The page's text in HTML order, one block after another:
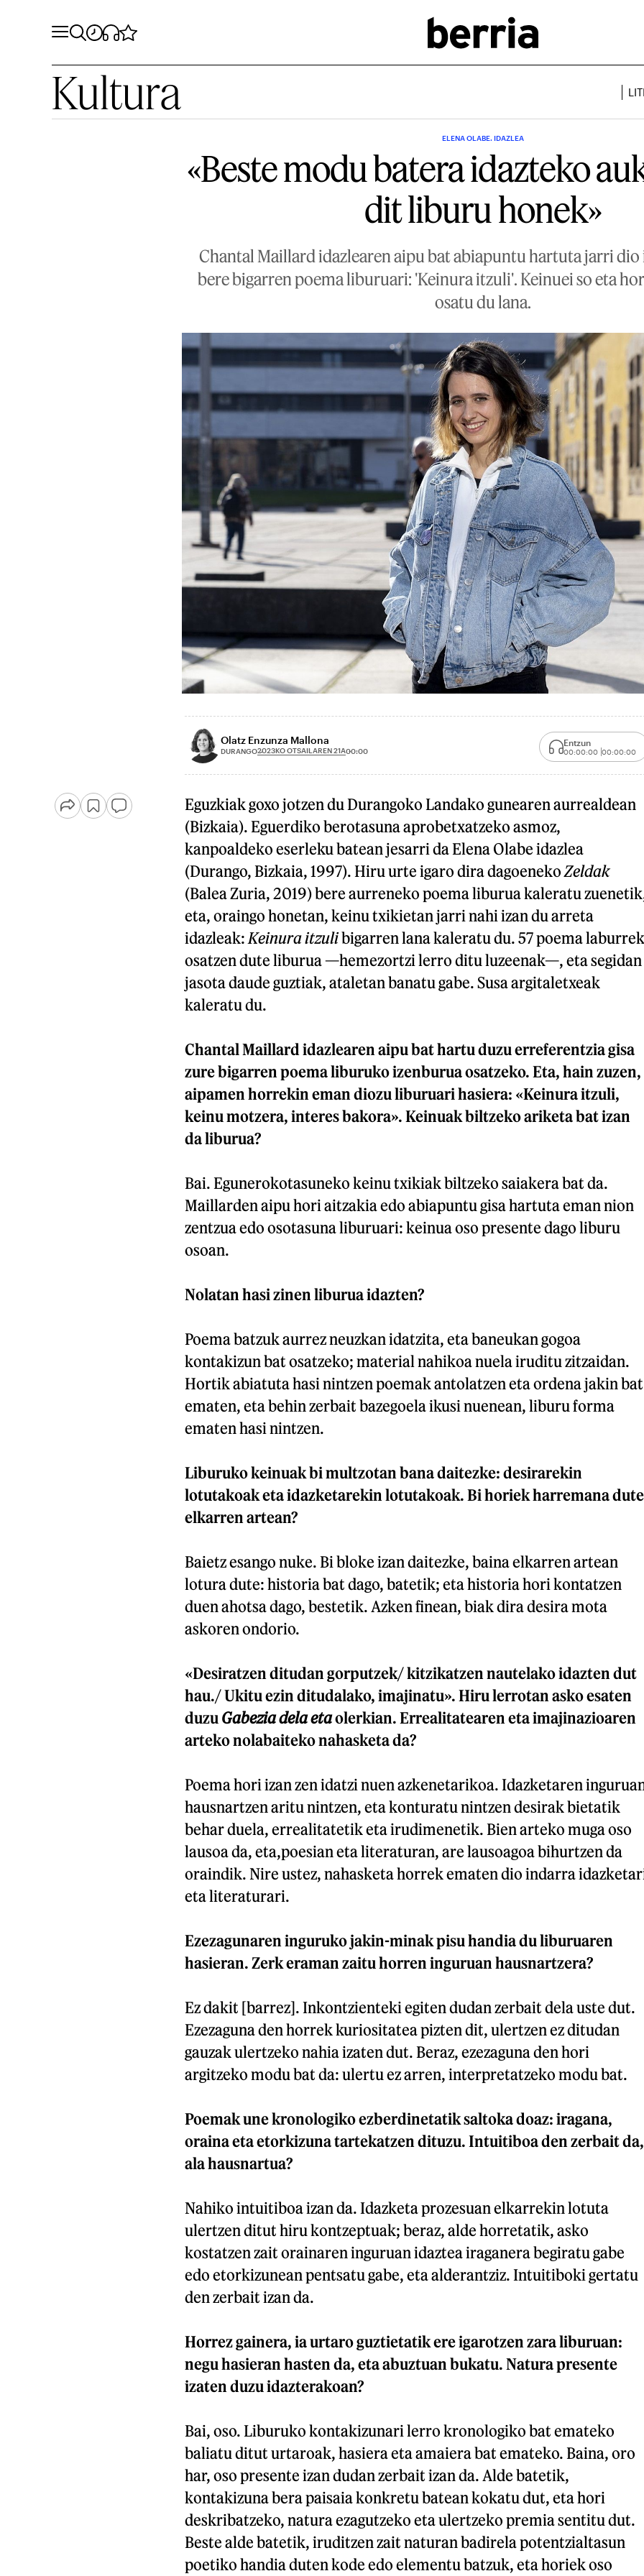
Kultura
ELENA OLABE. IDAZLEA
«Beste modu batera idazteko
dit liburu honek»
Chantal Maillard idazlearen aipu bat abiapuntu hartuta jarri
bere bigarren poema liburuari: 'Keinura itzuli'. Keinuei so eta
osatu du lana.
Olatz Enzunza Mallona
DURANGO2023KO OTSAILAREN 21A00:00
Entzun
00:00:00 00:00:00
Eguzkiak goxo jotzen du Durangoko Landako gunearen aurrealdean
(Bizkaia). Eguerdiko berotasuna aprobetxatzeko asmoz,
kanpoaldeko eserleku batean jesarri da Elena Olabe idazlea
(Durango, Bizkaia, 1997). Hiru urte igaro dira dagoeneko Zeldak
(Balea Zuria, 2019) bere aurreneko poema liburua kaleratu
eta, oraingo honetan, keinu txikietan jarri nahi izan du arreta
idazleak: Keinura itzulibigarren lana kaleratu du. 57 poema laburrek
osatzen dute liburua —hemezortzi lerro ditu luzeenak—, eta segidan
jasota daude guztiak, ataletan banatu gabe. Susa argitaletxeak
kaleratu du.
Chantal Maillard idazlearen aipu bat hartu duzu erreferentzia gisa
zure bigarren poema liburuko izenburua osatzeko. Eta, hain zuzen,
aipamen horrekin eman diozu liburuari hasiera: «Keinura itzuli,
keinu motzera, interes bakora». Keinuak biltzeko ariketa bat izan
da liburua?
Bai. Egunerokotasuneko keinu txikiak biltzeko saiakera bat da.
Maillarden aipu hori aitzakia edo abiapuntu gisa hartuta eman nion
zentzua edo osotasuna liburuari: keinua oso presente dago liburu
osoan.
Nolatan hasi zinen liburua idazten?
Poema batzuk aurrez neuzkan idatzita, eta baneukan gogoa
kontakizun bat osatzeko; material nahikoa nuela iruditu zitzaidan.
Hortik abiatuta hasi nintzen poemak antolatzen eta ordena jakin bat
ematen, eta behin zerbait bazegoela ikusi nuenean, liburu forma
ematen hasi nintzen.
Liburuko keinuak bi multzotan bana daitezke: desirarekin
lotutakoak eta idazketarekin lotutakoak. Bi horiek harremana dute
elkarren artean?
Baietz esango nuke. Bi bloke izan daitezke, baina elkarren artean
lotura dute: historia bat dago, batetik; eta historia hori kontatzen
duen ahotsa dago, bestetik. Azken finean, biak dira desira mota
askoren ondorio.
«Desiratzen ditudan gorputzek/ kitzikatzen nautelako idazten dut
hau./ Ukitu ezin ditudalako, imajinatu». Hiru lerrotan asko esaten
duzu Gabezia dela etaolerkian. Errealitatearen eta imajinazioaren
arteko nolabaiteko nahasketa da?
Poema hori izan zen idatzi nuen azkenetarikoa. Idazketaren
hausnartzen aritu nintzen, eta konturatu nintzen desirak bietatik
behar duela, errealitatetik eta irudimenetik. Bien arteko muga oso
lausoa da, eta,poesian eta literaturan, are lausoagoa bihurtzen da
oraindik. Nire ustez, nahasketa horrek ematen dio indarra
eta literaturari.
Ezezagunaren inguruko jakin-minak pisu handia du liburuaren
hasieran. Zerk eraman zaitu horren inguruan hausnartzera?
Ez dakit [barrez]. Inkontzienteki egiten dudan zerbait dela uste dut.
Ezezaguna den horrek kuriositatea pizten dit, ulertzen ez ditudan
gauzak ulertzeko nahia izaten dut. Beraz, ezezaguna den hori
argitzeko modu bat da: ulertu ez arren, interpretatzeko modu bat.
Poemak une kronologiko ezberdinetatik saltoka doaz: iragana,
oraina eta etorkizuna tartekatzen dituzu. Intuitiboa den zerbait da,
ala hausnartua?
Nahiko intuitiboa izan da. Idazketa prozesuan elkarrekin lotuta
ulertzen ditut hiru kontzeptuak; beraz, alde horretatik, asko
kostatzen zait orainaren inguruan idaztea iraganera begiratu gabe
edo etorkizunean pentsatu gabe, eta alderantziz. Intuitiboki gertatu
den zerbait izan da.
Horrez gainera, ia urtaro guztietatik ere igarotzen zara liburuan:
negu hasieran hasten da, eta abuztuan bukatu. Natura presente
izaten duzu idazterakoan?
Bai, oso. Liburuko kontakizunari lerro kronologiko bat emateko
baliatu ditut urtaroak, hasiera eta amaiera bat emateko. Baina, oro
har, oso presente izan dudan zerbait izan da. Alde batetik,
kontakizuna bera paisaia konkretu batean kokatu dut, eta hori
deskribatzeko, natura ezagutzeko eta ulertzeko premia sentitu dut.
Beste alde batetik, iruditzen zait naturan badirela potentzialtasun
poetiko handia duten kode edo elementu batzuk, eta horiek oso